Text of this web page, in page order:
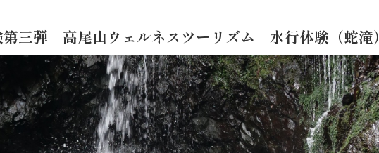
三弾 高尾山ウェルネスツーリズム 水行体験（蛇滝）